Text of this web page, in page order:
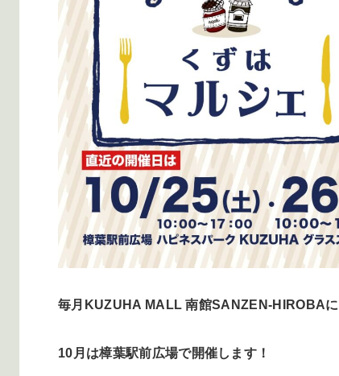
毎月KUZUHA MALL 南館SANZEN-HIROBAに
10月は樟葉駅前広場で開催します！